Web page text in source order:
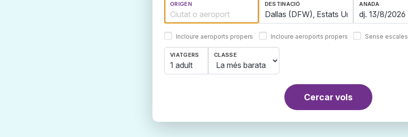
ORIGEN
Incloure aeroports propers
DESTINACIÓ
Incloure aeroports propers
ANADA
Sense escales
VIATGERS
1 adult
CLASSE
Cercar vols